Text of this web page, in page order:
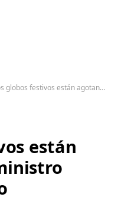
festivos están agotando el suministro mundial de helio
están